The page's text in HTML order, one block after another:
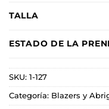
TALLA
ESTADO DE LA
SKU: 1-127
Categoría: Blazers y